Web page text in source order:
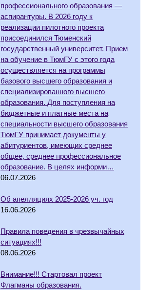
профессионального образования —
аспирантуры. В 2026 году к
реализации пилотного проекта
присоединился Тюменский
государственный университет. Прием
на обучение в ТюмГУ с этого года
осуществляется на программы
базового высшего образования и
специализированного высшего
образования. Для поступления на
бюджетные и платные места на
специальности высшего образования
ТюмГУ принимает документы у
абитуриентов, имеющих среднее
общее, среднее профессиональное
образование. В целях информи…
06.07.2026
Об апелляциях 2025-2026 уч. год
16.06.2026
Правила поведения в чрезвычайных
ситуациях!!!
08.06.2026
Внимание!!! Стартовал проект
Флагманы образования.